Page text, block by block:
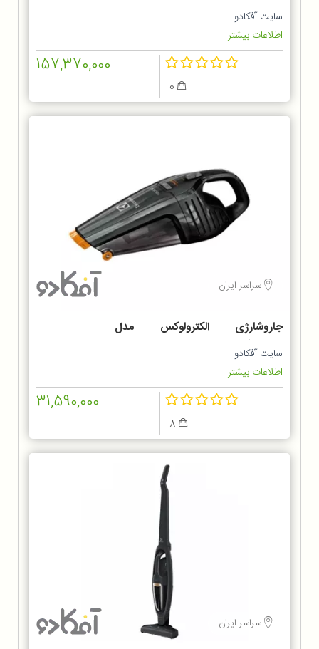
سایت آفکادو
اطلاعات بیشتر...
157,370,000
سراسر ایران
جاروشارژی الکترولوکس مدل
ZB6214IGM
سایت آفکادو
اطلاعات بیشتر...
31,590,000
سراسر ایران